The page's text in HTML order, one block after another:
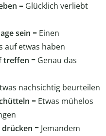
= Glücklich verliebt
sein = Einen
auf etwas haben
treffen = Genau das
nachsichtig beurteilen
= Etwas mühelos
drücken = Jemandem